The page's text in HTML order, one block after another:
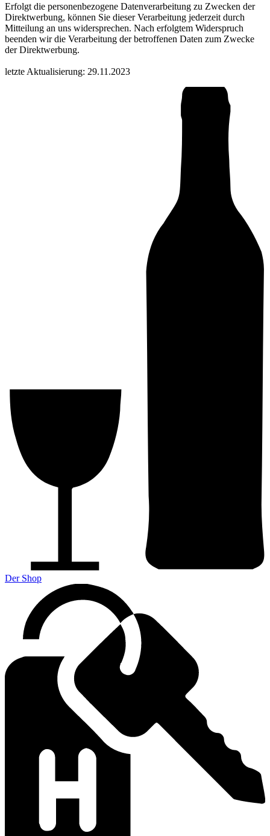
Erfolgt die personenbezogene Datenverarbeitung zu Zwecken der
Direktwerbung, können Sie dieser Verarbeitung jederzeit durch
Mitteilung an uns widersprechen. Nach erfolgtem Widerspruch
beenden wir die Verarbeitung der betroffenen Daten zum Zwecke
der Direktwerbung.
letzte Aktualisierung: 29.11.2023
Der Shop